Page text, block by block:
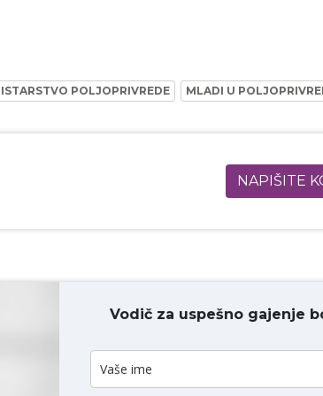
POLJOPRIVREDE MLADI U
NAPIŠITE
Vodič za uspešno gajenje